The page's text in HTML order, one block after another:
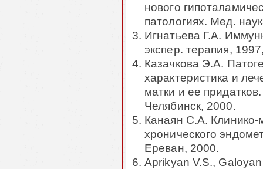
нового
патологиях. Мед.
Игнатьева Г.А.
экспер. терапия,
Казачкова Э.А.
характеристика и
матки и ее
Челябинск, 2000.
Канаян С.А. Клинико-
хронического
Ереван, 2000.
Aprikyan V.S.,